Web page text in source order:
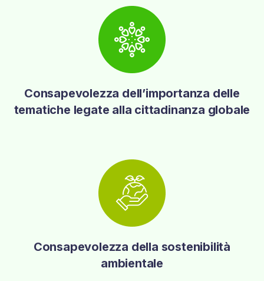
Consapevolezza dell’importanza delle
tematiche legate alla cittadinanza globale
Consapevolezza della sostenibilità
ambientale